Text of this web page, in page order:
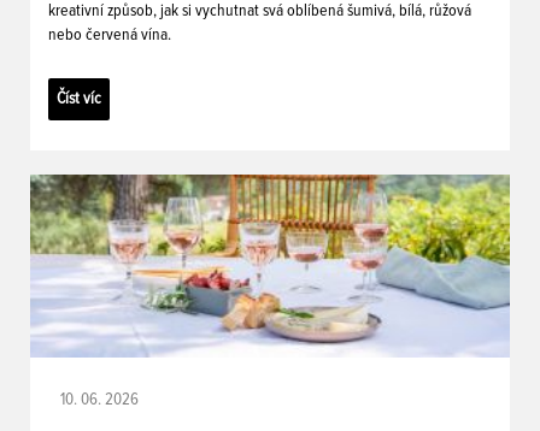
kreativní způsob, jak si vychutnat svá oblíbená šumivá, bílá, růžová
nebo červená vína.
Číst víc
10. 06. 2026